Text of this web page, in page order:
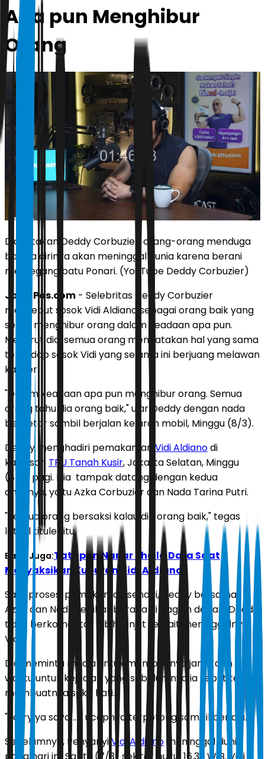
Apa pun Menghibur
Orang
Diceritakan Deddy Corbuzier, orang-orang menduga
bahwa dirinya akan meninggal dunia karena berani
memegang batu Ponari. (YouTube Deddy Corbuzier)
JawaPos.com - Selebritas Deddy Corbuzier
menyebut sosok Vidi Aldiano sebagai orang baik yang
selalu menghibur orang dalam keadaan apa pun.
Menurut dia, semua orang mengatakan hal yang sama
terhadap sosok Vidi yang selama ini berjuang melawan
kanker.
"Dalam keadaan apa pun menghibur orang. Semua
orang tahu dia orang baik," ujar Deddy dengan nada
bergetar sambil berjalan ke arah mobil, Minggu (8/3).
Deddy menghadiri pemakaman Vidi Aldianodi
kawasan TPU Tanah Kusir, Jakarta Selatan, Minggu
(8/3) pagi. Dia tampak datang dengan kedua
anaknya, yaitu Azka Corbuzier dan Nada Tarina Putri.
"Semua orang bersaksi kalau dia orang baik," tegas
letkol tituler itu.
Baca Juga:Tatapan Nanar Sheila Dara Saat
Menyaksikan Kuburan Vidi Aldiano
Saat prosesi pemakaman sendiri, Deddy bersama
Azka dan Nada terlihat berada di bagian depan. Deddy
tidak berkomentar lebih lanjut terkait meninggalnya
Vidi.
Dia meminta media untuk memberinya jarak dan
waktu untuk kejadian yang sebelumnya ia sebut telah
membuatnya sakit hati.
"Sorry ya saya ...," ucapnya terpotong sambil berlalu.
Sebelumnya, Penyanyi Vidi Aldianomeninggal dunia